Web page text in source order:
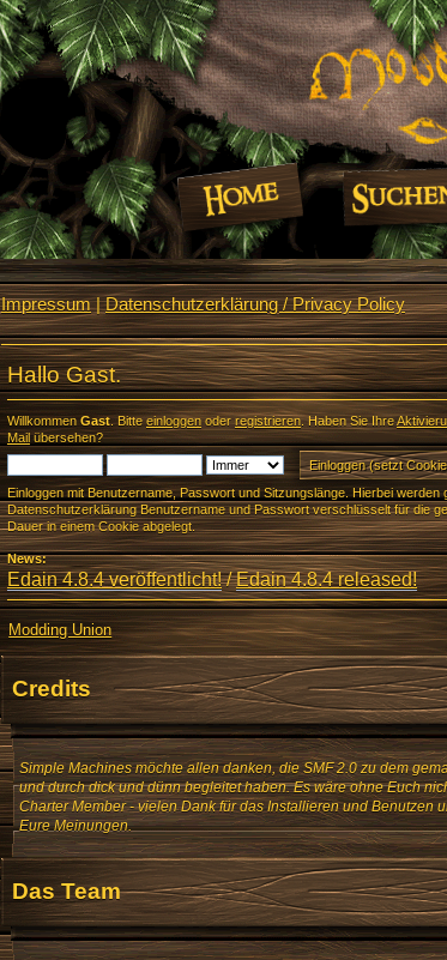
Impressum|Datenschutzerklärung / Privacy Policy
Hallo Gast.
Willkommen Gast. Bitte einloggenoderregistrieren. Haben Sie Ihre
Mailübersehen?
Einloggen mit Benutzername, Passwort und Sitzungslänge. Hierbei werden
Datenschutzerklärung Benutzername und Passwort verschlüsselt für die
Dauer in einem Cookie abgelegt.
News:
Edain 4.8.4 veröffentlicht!/Edain 4.8.4 released!
Modding Union
Credits
Simple Machines möchte allen danken, die SMF 2.0 zu dem
und durch dick und dünn begleitet haben. Es wäre ohne Euch
Charter Member - vielen Dank für das Installieren und Benutzen
Eure Meinungen.
Das Team